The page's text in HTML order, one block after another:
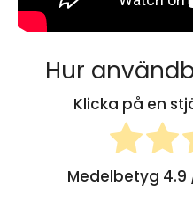
Hur
Klicka på en
Medelbetyg 4.9